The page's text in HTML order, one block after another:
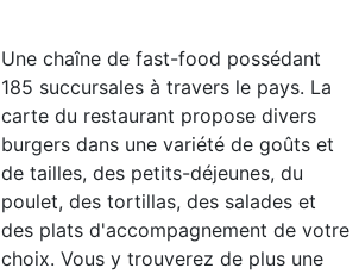
Une chaîne de fast-food possédant
185 succursales à travers le pays. La
carte du restaurant propose divers
burgers dans une variété de goûts et
de tailles, des petits-déjeunes, du
poulet, des tortillas, des salades et
des plats d'accompagnement de votre
choix. Vous y trouverez de plus une